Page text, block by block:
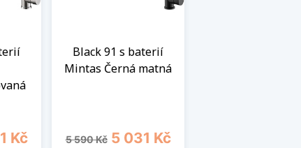
Kč
Black 91 s baterií
Mintas Černá matná
Běžná cena
5 590 Kč Cena
5 031 Kč